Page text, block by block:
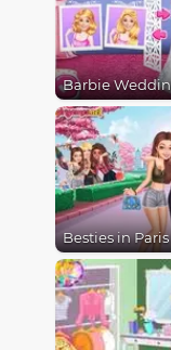
Besties in Paris